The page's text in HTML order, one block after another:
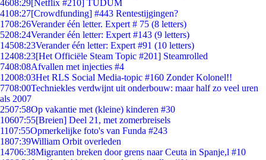
4608:29[Netflix #210] TUDUM
4108:27[Crowdfunding] #443 Rentestijgingen?
1708:26Verander één letter. Expert # 75 (8 letters)
5208:24Verander één letter: Expert #143 (9 letters)
14508:23Verander één letter: Expert #91 (10 letters)
12408:23[Het Officiële Steam Topic #201] Steamrolled
7408:08Afvallen met injecties #4
12008:03Het RLS Social Media-topic #160 Zonder Kolonel!!
7708:00Techniekles verdwijnt uit onderbouw: maar half zo veel uren
als 2007
2507:58Op vakantie met (kleine) kinderen #30
10607:55[Breien] Deel 21, met zomerbreisels
1107:55Opmerkelijke foto's van Funda #243
1807:39William Orbit overleden
14706:38Migranten breken door grens naar Ceuta in Spanje,l #10